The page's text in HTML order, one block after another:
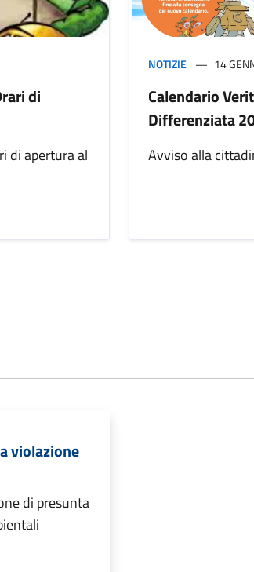
di
di apertura al
NOTIZIE 14
Calendario
Differenziata
Avviso alla
violazione
di presunta